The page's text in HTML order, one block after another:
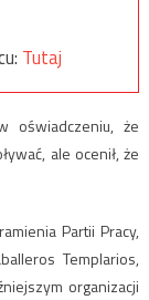
Tutaj
oświadczeniu, że
ale ocenił, że
Partii Pracy,
Templarios,
organizacji